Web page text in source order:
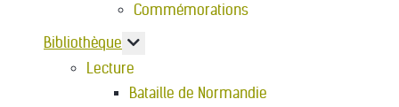
Commémorations
Bibliothèque
En savoir plus : Bibliothèque
Lecture
Bataille de Normandie